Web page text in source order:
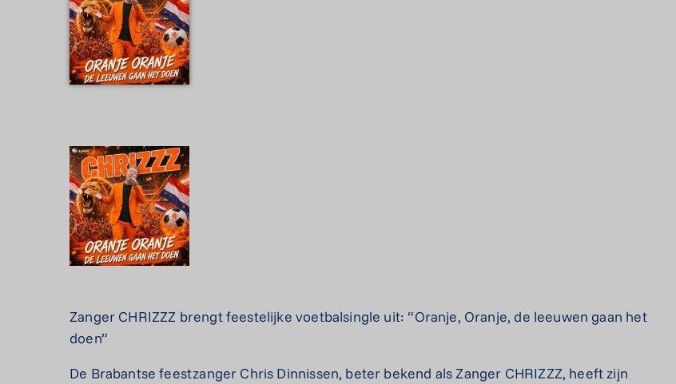
Zanger CHRIZZZ brengt feestelijke voetbalsingle uit: “Oranje, Oranje, de leeuwen gaan het
doen”
De Brabantse feestzanger Chris Dinnissen, beter bekend als Zanger CHRIZZZ, heeft zijn